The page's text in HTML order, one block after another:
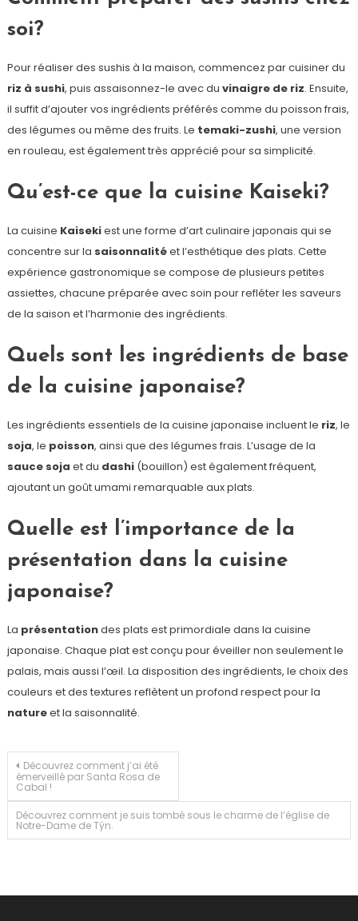
soi?
Pour réaliser des sushis à la maison, commencez par cuisiner du
riz à sushi, puis assaisonnez-le avec du vinaigre de riz. Ensuite,
il suffit d’ajouter vos ingrédients préférés comme du poisson frais,
des légumes ou même des fruits. Le temaki-zushi, une version
en rouleau, est également très apprécié pour sa simplicité.
Qu’est-ce que la cuisine Kaiseki?
La cuisine Kaisekiest une forme d’art culinaire japonais qui se
concentre sur la saisonnalitéet l’esthétique des plats. Cette
expérience gastronomique se compose de plusieurs petites
assiettes, chacune préparée avec soin pour refléter les saveurs
de la saison et l’harmonie des ingrédients.
Quels sont les ingrédients de base
de la cuisine japonaise?
Les ingrédients essentiels de la cuisine japonaise incluent le riz, le
soja, le poisson, ainsi que des légumes frais. L’usage de la
sauce soja et du dashi(bouillon) est également fréquent,
ajoutant un goût umami remarquable aux plats.
Quelle est l’importance de la
présentation dans la cuisine
japonaise?
La présentationdes plats est primordiale dans la cuisine
japonaise. Chaque plat est conçu pour éveiller non seulement le
palais, mais aussi l’œil. La disposition des ingrédients, le choix des
couleurs et des textures reflètent un profond respect pour la
natureet la saisonnalité.
Navigation
de
l’article
Découvrez comment j’ai été
émerveillé par Santa Rosa de
Cabal !
Découvrez comment je suis tombé sous le charme de l’église de
Notre-Dame de Týn.